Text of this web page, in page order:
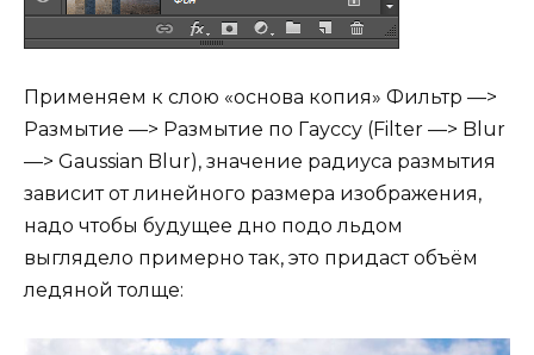
Применяем к слою «основа копия» Фильтр —>
Размытие —> Размытие по Гауссу (Filter —> Blur
—> Gaussian Blur), значение радиуса размытия
зависит от линейного размера изображения,
надо чтобы будущее дно подо льдом
выглядело примерно так, это придаст объём
ледяной толще: